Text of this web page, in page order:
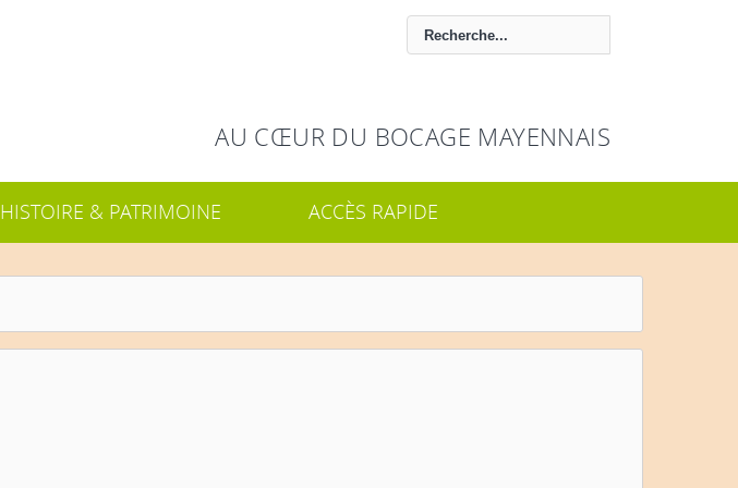
AU CŒUR DU BOCAGE MAYENNAIS
HISTOIRE & PATRIMOINE ACCÈS RAPIDE